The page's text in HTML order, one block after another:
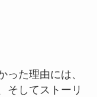
った理由には、
そしてストーリ